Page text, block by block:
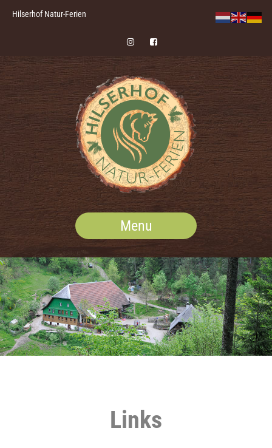
Hilserhof Natur-Ferien
Menu
Links